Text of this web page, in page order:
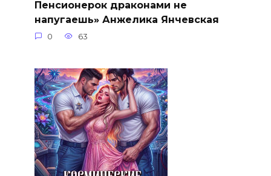
Пенсионерок драконами не
напугаешь» Анжелика Янчевская
0 63